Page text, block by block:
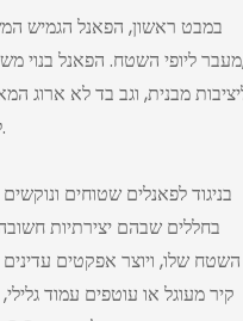
במבט ראשון, הפאנל הגמיש
מעבר ליופי השטח. הפאנל בנוי
להחזיק מעמד אלא גם את הזריזות להתכופף ולעקוב אחר קימורים.
בניגוד לפאנלים שטוחים
בחללים שבהם יצירתיות
השטח שלו, ויוצר אפקטים
קיר מעוגל או עוטפים עמוד